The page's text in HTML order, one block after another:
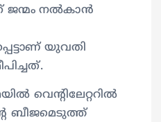
ജന്മം നൽകാൻ
യുവതി
വെന്‍റിലേറ്ററിൽ
ബീജമെടുത്ത്